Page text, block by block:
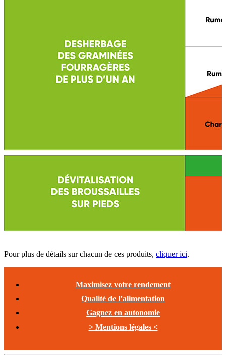
Pour plus de détails sur chacun de ces produits, cliquer ici.
Maximisez votre rendement
Qualité de l’alimentation
Gagnez en autonomie
> Mentions légales <